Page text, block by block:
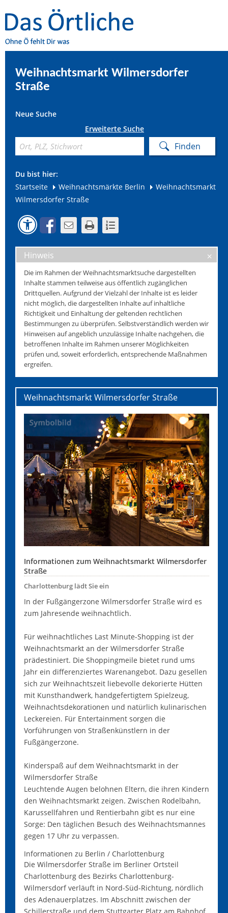
Weihnachtsmarkt Wilmersdorfer
Straße
Neue Suche
Erweiterte Suche
Du bist hier:
Startseite
Weihnachtsmärkte Berlin
Weihnachtsmarkt
Wilmersdorfer Straße
Hinweis
Die im Rahmen der Weihnachtsmarktsuche dargestellten
Inhalte stammen teilweise aus öffentlich zugänglichen
Drittquellen. Aufgrund der Vielzahl der Inhalte ist es leider
nicht möglich, die dargestellten Inhalte auf inhaltliche
Richtigkeit und Einhaltung der geltenden rechtlichen
Bestimmungen zu überprüfen. Selbstverständlich werden wir
Hinweisen auf angeblich unzulässige Inhalte nachgehen, die
betroffenen Inhalte im Rahmen unserer Möglichkeiten
prüfen und, soweit erforderlich, entsprechende Maßnahmen
ergreifen.
Weihnachtsmarkt Wilmersdorfer Straße
Informationen zum Weihnachtsmarkt Wilmersdorfer
Straße
Charlottenburg lädt Sie ein
In der Fußgängerzone Wilmersdorfer Straße wird es
zum Jahresende weihnachtlich.
Für weihnachtliches Last Minute-Shopping ist der
Weihnachtsmarkt an der Wilmersdorfer Straße
prädestiniert. Die Shoppingmeile bietet rund ums
Jahr ein differenziertes Warenangebot. Dazu gesellen
sich zur Weihnachtszeit liebevolle dekorierte Hütten
mit Kunsthandwerk, handgefertigtem Spielzeug,
Weihnachtsdekorationen und natürlich kulinarischen
Leckereien. Für Entertainment sorgen die
Vorführungen von Straßenkünstlern in der
Fußgängerzone.
Kinderspaß auf dem Weihnachtsmarkt in der
Wilmersdorfer Straße
Leuchtende Augen belohnen Eltern, die ihren Kindern
den Weihnachtsmarkt zeigen. Zwischen Rodelbahn,
Karussellfahren und Rentierbahn gibt es nur eine
Sorge: Den täglichen Besuch des Weihnachtsmannes
gegen 17 Uhr zu verpassen.
Informationen zu Berlin / Charlottenburg
Die Wilmersdorfer Straße im Berliner Ortsteil
Charlottenburg des Bezirks Charlottenburg-
Wilmersdorf verläuft in Nord-Süd-Richtung, nördlich
des Adenauerplatzes. Im Abschnitt zwischen der